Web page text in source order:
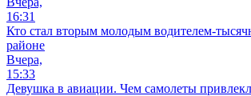
16:31
Кто стал вторым молодым водителем-
районе
Вчера,
15:33
Девушка в авиации. Чем самолеты